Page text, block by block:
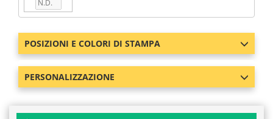
POSIZIONI E COLORI DI STAMPA
PERSONALIZZAZIONE